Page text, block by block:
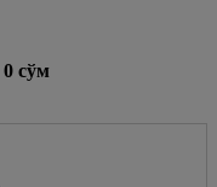
0 cўм